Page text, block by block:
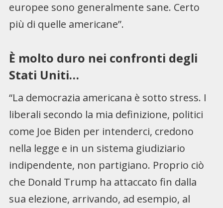
europee sono generalmente sane. Certo
più di quelle americane”.
È molto duro nei confronti degli
Stati Uniti…
“La democrazia americana è sotto stress. I
liberali secondo la mia definizione, politici
come Joe Biden per intenderci, credono
nella legge e in un sistema giudiziario
indipendente, non partigiano. Proprio ciò
che Donald Trump ha attaccato fin dalla
sua elezione, arrivando, ad esempio, al